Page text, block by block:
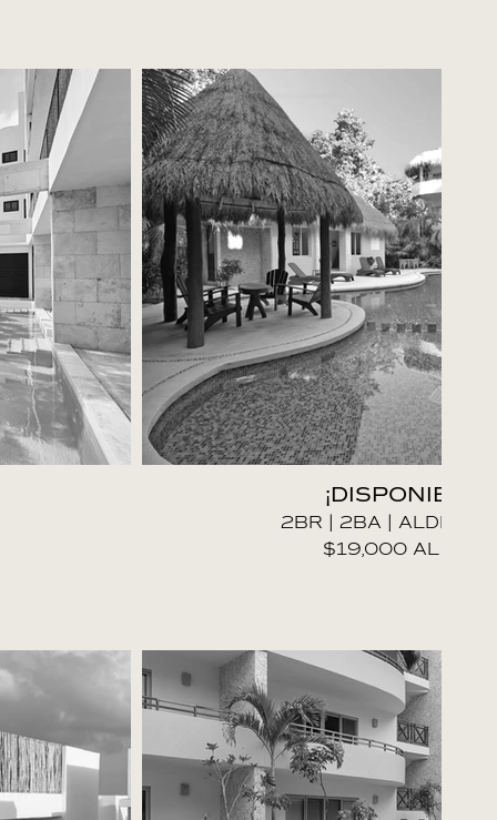
¡DISPONIBLE!
2BR | 2BA | ALDEA
$19,000 AL MES